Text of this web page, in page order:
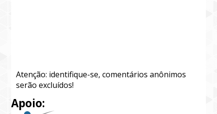
Atenção: identifique-se, comentários anônimos
serão excluídos!
Apoio: